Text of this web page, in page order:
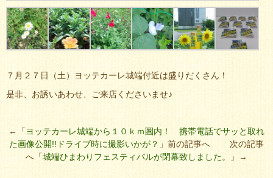
７月２７日（土）ヨッテカーレ城端付近は盛りだくさん！
是非、お誘いあわせ、ご来店くださいませ♪
←「ヨッテカーレ城端から１０ｋｍ圏内！ 携帯電話でサッと取れ
た画像公開!!ドライブ時に撮影いかが？ 」前の記事へ 次の記事
へ「城端ひまわりフェスティバルが閉幕致しました。 」→